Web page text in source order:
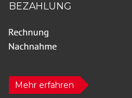
BEZAHLUNG
Mehr erfahren